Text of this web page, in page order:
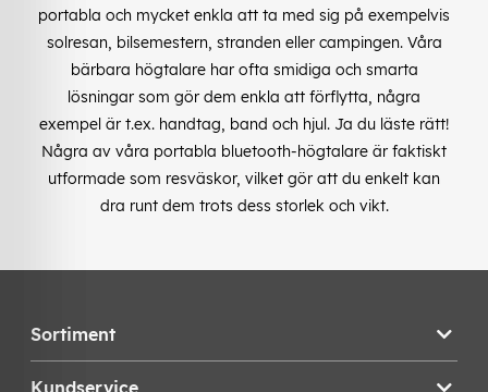
portabla och mycket enkla att ta med sig på exempelvis
solresan, bilsemestern, stranden eller campingen. Våra
bärbara högtalare har ofta smidiga och smarta
lösningar som gör dem enkla att förflytta, några
exempel är t.ex. handtag, band och hjul. Ja du läste rätt!
Några av våra portabla bluetooth-högtalare är faktiskt
utformade som resväskor, vilket gör att du enkelt kan
dra runt dem trots dess storlek och vikt.
Sortiment
Kundservice